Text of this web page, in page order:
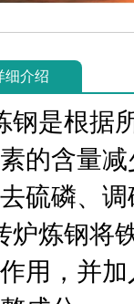
细介绍
是根据所
的含量
硫磷、
炼钢将铁
用，并